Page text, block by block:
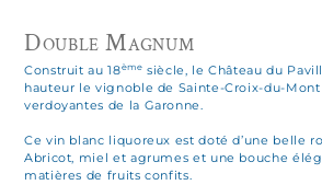
Double Magnum
Construit au 18ème siècle, le Château du
hauteur le vignoble de Sainte-Croix-du-
verdoyantes de la Garonne.
Ce vin blanc liquoreux est doté d’une belle
Abricot, miel et agrumes et une bouche
matières de fruits confits.